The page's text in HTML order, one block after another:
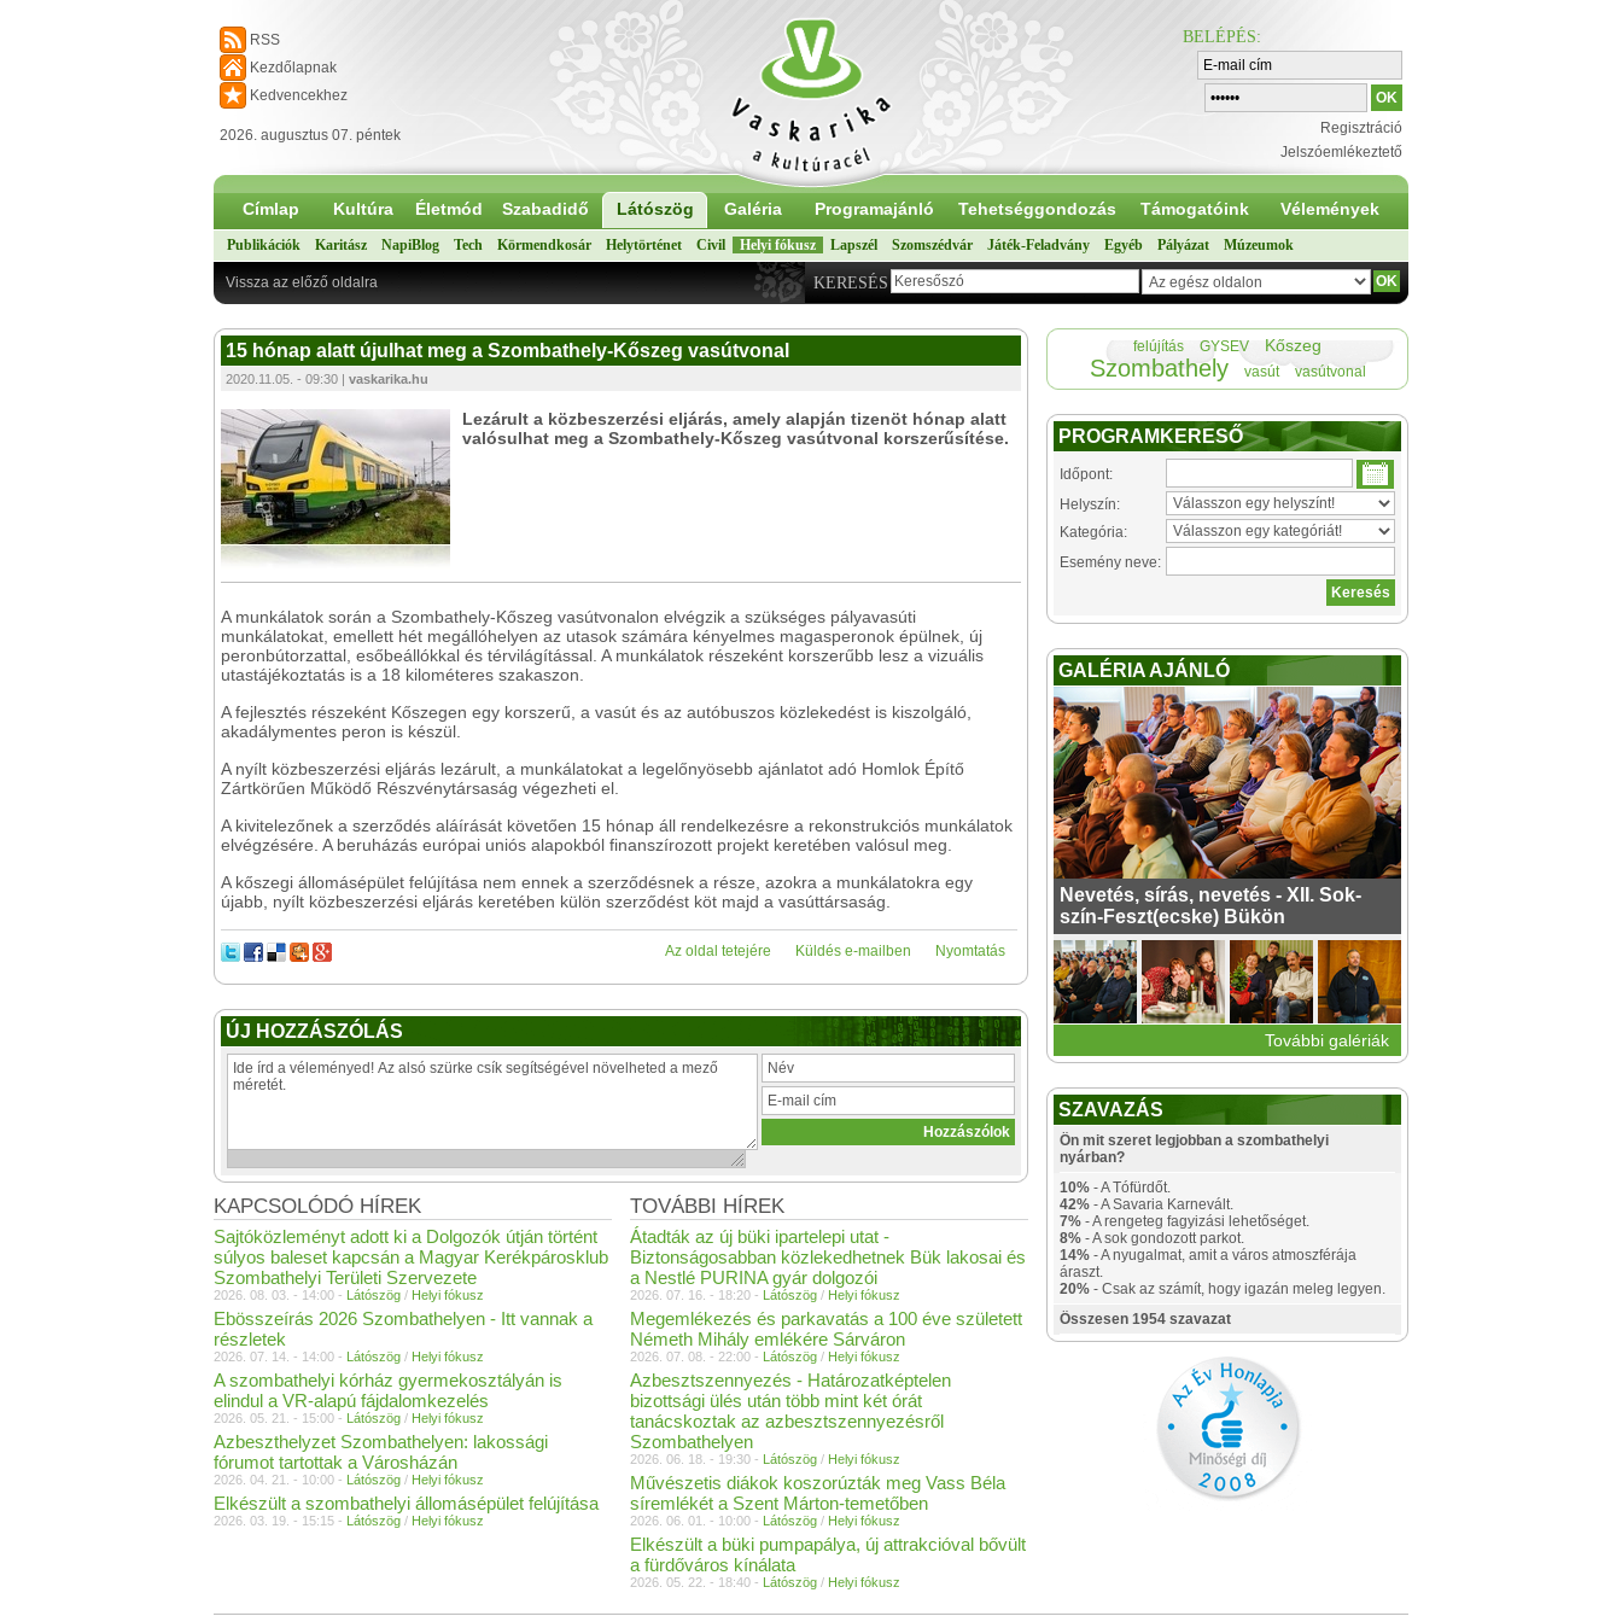
RSS
Kezdőlapnak
Kedvencekhez
2026. augusztus 07. péntek
BELÉPÉS:
Regisztráció
Jelszóemlékeztető
Címlap Kultúra Életmód Szabadidő Látószög Galéria Programajánló Tehetséggondozás Támogatóink Vélemények
Publikációk Karitász NapiBlog Tech Körmendkosár Helytörténet Civil Helyi fókusz Lapszél Szomszédvár Játék-Feladvány Egyéb Pályázat Múzeumok
KERESÉS
Vissza az előző oldalra
15 hónap alatt újulhat meg a Szombathely-Kőszeg vasútvonal
2020.11.05. - 09:30 | vaskarika.hu
Lezárult a közbeszerzési eljárás, amely alapján tizenöt hónap alatt
valósulhat meg a Szombathely-Kőszeg vasútvonal korszerűsítése.
A munkálatok során a Szombathely-Kőszeg vasútvonalon elvégzik a szükséges pályavasúti
munkálatokat, emellett hét megállóhelyen az utasok számára kényelmes magasperonok épülnek, új
peronbútorzattal, esőbeállókkal és térvilágítással. A munkálatok részeként korszerűbb lesz a vizuális
utastájékoztatás is a 18 kilométeres szakaszon.
A fejlesztés részeként Kőszegen egy korszerű, a vasút és az autóbuszos közlekedést is kiszolgáló,
akadálymentes peron is készül.
A nyílt közbeszerzési eljárás lezárult, a munkálatokat a legelőnyösebb ajánlatot adó Homlok Építő
Zártkörűen Működő Részvénytársaság végezheti el.
A kivitelezőnek a szerződés aláírását követően 15 hónap áll rendelkezésre a rekonstrukciós munkálatok
elvégzésére. A beruházás európai uniós alapokból finanszírozott projekt keretében valósul meg.
A kőszegi állomásépület felújítása nem ennek a szerződésnek a része, azokra a munkálatokra egy
újabb, nyílt közbeszerzési eljárás keretében külön szerződést köt majd a vasúttársaság.
Nyomtatás
Küldés e-mailben
Az oldal tetejére
ÚJ HOZZÁSZÓLÁS
TOVÁBBI HÍREK
Átadták az új büki ipartelepi utat -
Biztonságosabban közlekedhetnek Bük lakosai és
a Nestlé PURINA gyár dolgozói
2026. 07. 16. - 18:20 - Látószög / Helyi fókusz
Megemlékezés és parkavatás a 100 éve született
Németh Mihály emlékére Sárváron
2026. 07. 08. - 22:00 - Látószög / Helyi fókusz
Azbesztszennyezés - Határozatképtelen
bizottsági ülés után több mint két órát
tanácskoztak az azbesztszennyezésről
Szombathelyen
2026. 06. 18. - 19:30 - Látószög / Helyi fókusz
Művészetis diákok koszorúzták meg Vass Béla
síremlékét a Szent Márton-temetőben
2026. 06. 01. - 10:00 - Látószög / Helyi fókusz
Elkészült a büki pumpapálya, új attrakcióval bővült
a fürdőváros kínálata
2026. 05. 22. - 18:40 - Látószög / Helyi fókusz
KAPCSOLÓDÓ HÍREK
Sajtóközleményt adott ki a Dolgozók útján történt
súlyos baleset kapcsán a Magyar Kerékpárosklub
Szombathelyi Területi Szervezete
2026. 08. 03. - 14:00 - Látószög / Helyi fókusz
Ebösszeírás 2026 Szombathelyen - Itt vannak a
részletek
2026. 07. 14. - 14:00 - Látószög / Helyi fókusz
A szombathelyi kórház gyermekosztályán is
elindul a VR-alapú fájdalomkezelés
2026. 05. 21. - 15:00 - Látószög / Helyi fókusz
Azbeszthelyzet Szombathelyen: lakossági
fórumot tartottak a Városházán
2026. 04. 21. - 10:00 - Látószög / Helyi fókusz
Elkészült a szombathelyi állomásépület felújítása
2026. 03. 19. - 15:15 - Látószög / Helyi fókusz
felújítás GYSEV Kőszeg
Szombathely vasút vasútvonal
PROGRAMKERESŐ
Időpont:
Helyszín:
Kategória:
Esemény neve:
GALÉRIA AJÁNLÓ
Nevetés, sírás, nevetés - XII. Sok-
szín-Feszt(ecske) Bükön
További galériák
SZAVAZÁS
Ön mit szeret legjobban a szombathelyi
nyárban?
10% - A Tófürdőt.
42% - A Savaria Karnevált.
7% - A rengeteg fagyizási lehetőséget.
8% - A sok gondozott parkot.
14% - A nyugalmat, amit a város atmoszférája
áraszt.
20% - Csak az számít, hogy igazán meleg legyen.
Összesen 1954 szavazat